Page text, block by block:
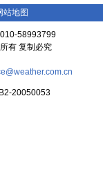
站地图
58993799
有 复制必究
20050053